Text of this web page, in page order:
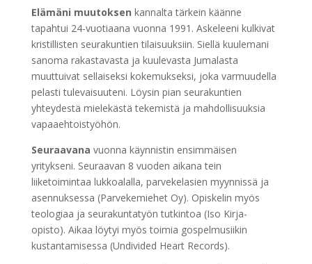
Elämäni muutoksen kannalta tärkein käänne
tapahtui 24-vuotiaana vuonna 1991. Askeleeni kulkivat
kristillisten seurakuntien tilaisuuksiin. Siellä kuulemani
sanoma rakastavasta ja kuulevasta Jumalasta
muuttuivat sellaiseksi kokemukseksi, joka varmuudella
pelasti tulevaisuuteni. Löysin pian seurakuntien
yhteydestä mielekästä tekemistä ja mahdollisuuksia
vapaaehtoistyöhön.
Seuraavana vuonna käynnistin ensimmäisen
yritykseni. Seuraavan 8 vuoden aikana tein
liiketoimintaa lukkoalalla, parvekelasien myynnissä ja
asennuksessa (Parvekemiehet Oy). Opiskelin myös
teologiaa ja seurakuntatyön tutkintoa (Iso Kirja-
opisto). Aikaa löytyi myös toimia gospelmusiikin
kustantamisessa (Undivided Heart Records).